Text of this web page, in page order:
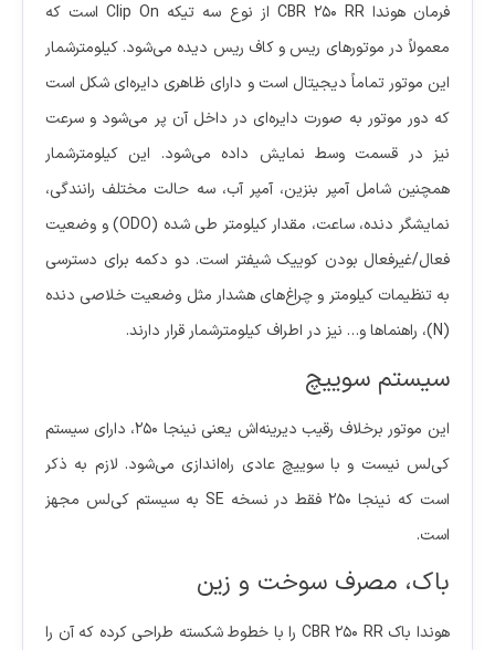
فرمان هوندا CBR 250 RR از نوع سه تیکه Clip On است که
معمولاً در موتورهای ریس و کاف ریس دیده می‌شود. کیلومترشمار
این موتور تماماً دیجیتال است و دارای ظاهری دایره‌ای شکل است
که دور موتور به صورت دایره‌ای در داخل آن پر می‌شود و سرعت
نیز در قسمت وسط نمایش داده می‌شود. این کیلومترشمار
همچنین شامل آمپر بنزین، آمپر آب، سه حالت مختلف رانندگی،
نمایشگر دنده، ساعت، مقدار کیلومتر طی شده (ODO) و وضعیت
فعال/غیرفعال بودن کوییک شیفتر است. دو دکمه برای دسترسی
به تنظیمات کیلومتر و چراغ‌های هشدار مثل وضعیت خلاصی دنده
(N)، راهنماها و… نیز در اطراف کیلومترشمار قرار دارند.
سیستم سوییچ
این موتور برخلاف رقیب دیرینه‌اش یعنی نینجا 250، دارای سیستم
کی‌لس نیست و با سوییچ عادی راه‌اندازی می‌شود. لازم به ذکر
است که نینجا 250 فقط در نسخه SE به سیستم کی‌لس مجهز
است.
باک، مصرف سوخت و زین
هوندا باک CBR 250 RR را با خطوط شکسته طراحی کرده که آن را